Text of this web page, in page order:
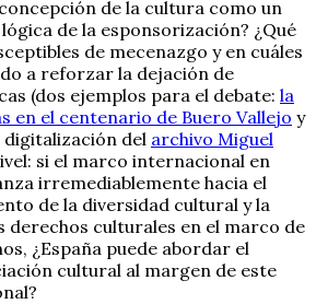
de la cultura como un
de la esponsorización? ¿Qué
de mecenazgo y en cuáles
a reforzar la dejación de
(dos ejemplos para el debate: la
en el centenario de Buero Vallejo y
del archivo Miguel
si el marco internacional en
irremediablemente hacia el
de la diversidad cultural y la
derechos culturales en el marco de
¿España puede abordar el
cultural al margen de este